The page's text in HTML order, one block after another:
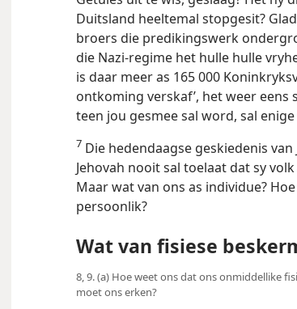
Duitsland heeltemal stopgesit?
broers die predikingswerk
die Nazi-regime het hulle hulle
is daar meer as 165 000
ontkoming verskaf’, het weer eens
teen jou gesmee sal word, sal enige
7 Die hedendaagse geskiedenis van
Jehovah nooit sal toelaat dat sy
Maar wat van ons as individue?
persoonlik?
Wat van fisiese
8, 9. (a) Hoe weet ons dat ons onmiddellike
moet ons erken?